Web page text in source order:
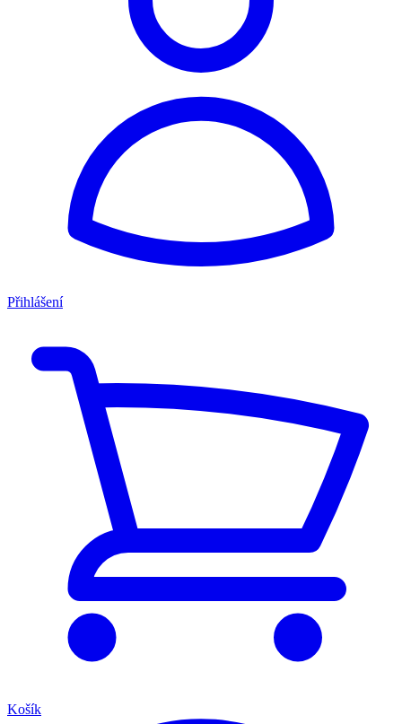
Přihlášení
Košík